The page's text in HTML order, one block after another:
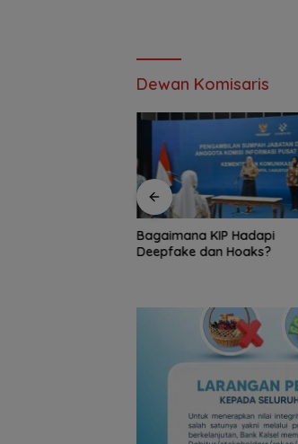
Dewan Komisaris
Dari Ruang Damai ke Kejati,
Rekam Jejak Radityo